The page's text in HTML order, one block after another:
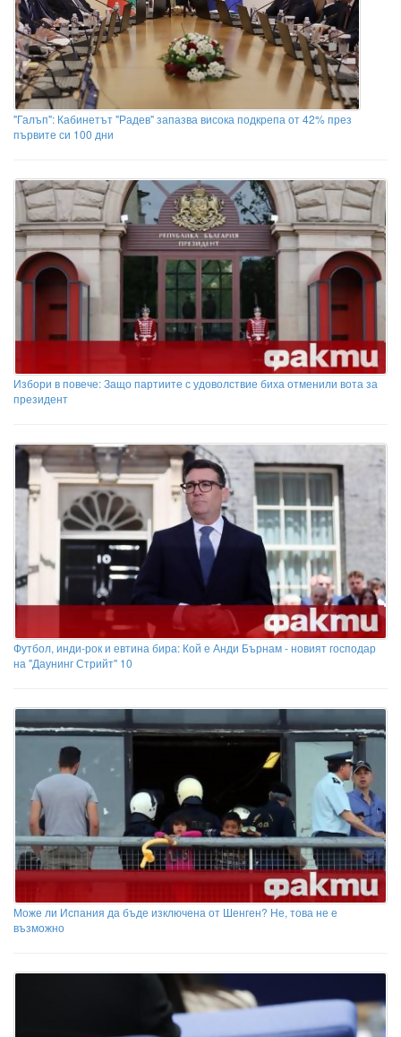
"Галъп": Кабинетът "Радев" запазва висока подкрепа от 42% през
първите си 100 дни
Избори в повече: Защо партиите с удоволствие биха отменили вота за
президент
Футбол, инди-рок и евтина бира: Кой е Анди Бърнам - новият господар
на "Даунинг Стрийт" 10
Може ли Испания да бъде изключена от Шенген? Не, това не е
възможно